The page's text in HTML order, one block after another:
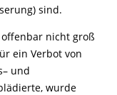
sind.
nicht groß
ein Verbot von
und
wurde